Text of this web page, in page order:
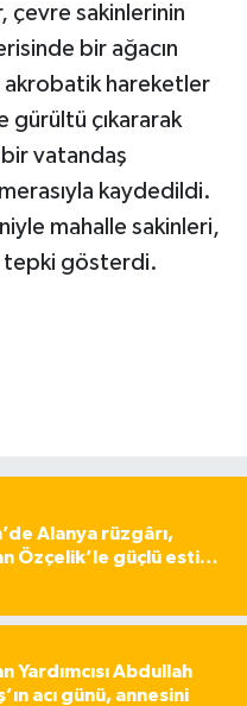
sakinlerinin
bir ağacın
hareketler
gürültü çıkararak
vatandaş
kaydedildi.
mahalle sakinleri,
tepki gösterdi.
Alanya rüzgârı,
Özçelik’le güçlü esti…
Yardımcısı Abdullah
acı günü, annesini